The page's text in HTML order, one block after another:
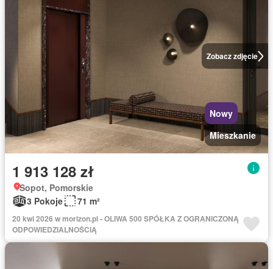
Zobacz zdjęcie
Nowy
Mieszkanie
1 913 128 zł
Sopot, Pomorskie
3 Pokoje
71 m²
20 kwi 2026 w morizon.pl - OLIWA 500 SPÓŁKA Z OGRANICZONĄ
ODPOWIEDZIALNOŚCIĄ